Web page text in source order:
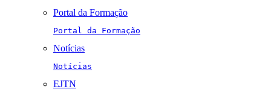
Portal da Formação
Portal da Formação
Notícias
Notícias
EJTN